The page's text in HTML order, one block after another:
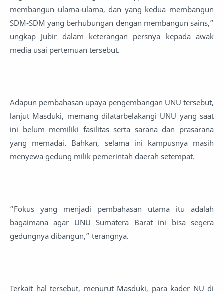
membangun ulama-ulama, dan yang kedua membangun
SDM-SDM yang berhubungan dengan membangun sains,”
ungkap Jubir dalam keterangan persnya kepada awak
media usai pertemuan tersebut.
Adapun pembahasan upaya pengembangan UNU tersebut,
lanjut Masduki, memang dilatarbelakangi UNU yang saat
ini belum memiliki fasilitas serta sarana dan prasarana
yang memadai. Bahkan, selama ini kampusnya masih
menyewa gedung milik pemerintah daerah setempat.
“Fokus yang menjadi pembahasan utama itu adalah
bagaimana agar UNU Sumatera Barat ini bisa segera
gedungnya dibangun,” terangnya.
Terkait hal tersebut, menurut Masduki, para kader NU di